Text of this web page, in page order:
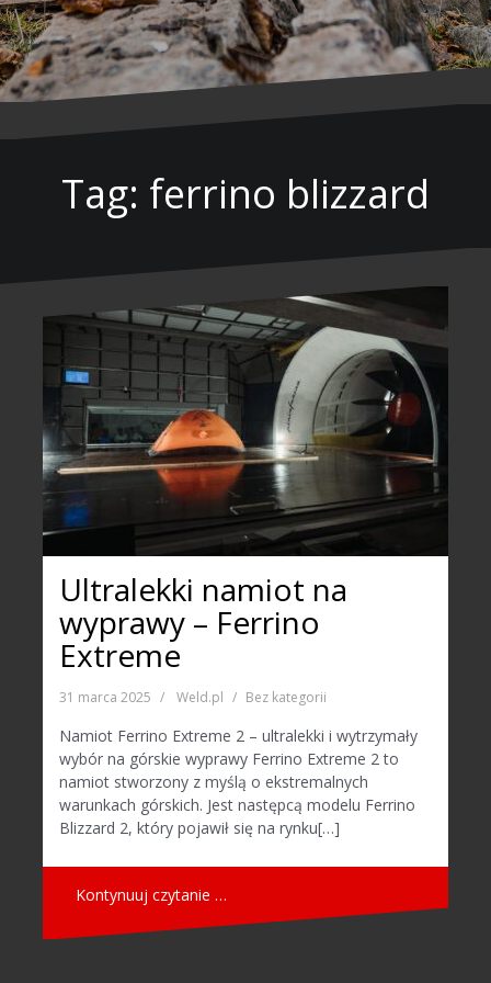
Tag: ferrino blizzard
Ultralekki namiot na
wyprawy – Ferrino
Extreme
31 marca 2025 Weld.pl Bez kategorii
Namiot Ferrino Extreme 2 – ultralekki i wytrzymały
wybór na górskie wyprawy Ferrino Extreme 2 to
namiot stworzony z myślą o ekstremalnych
warunkach górskich. Jest następcą modelu Ferrino
Blizzard 2, który pojawił się na rynku[…]
Kontynuuj czytanie …